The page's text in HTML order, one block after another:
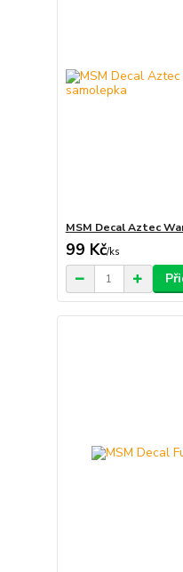
MSM Decal Aztec
99 Kč/ks